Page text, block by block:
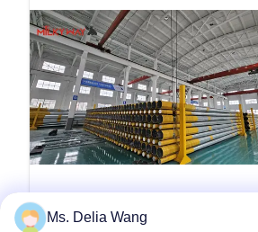
Ms. Delia Wang